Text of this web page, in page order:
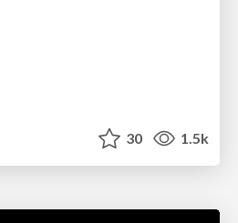
30 1.5k